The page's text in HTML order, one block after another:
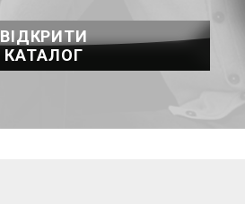
ВІДКРИТИ
КАТАЛОГ